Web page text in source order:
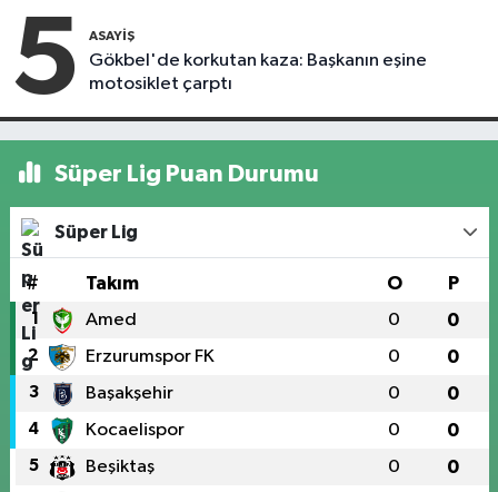
5 ASAYIŞ
Gökbel'de korkutan kaza: Başkanın eşine
motosiklet çarptı
Süper Lig Puan Durumu
Süper Lig
# Takım O P
1 Amed 0 0
2 Erzurumspor FK 0 0
3 Başakşehir 0 0
4 Kocaelispor 0 0
5 Beşiktaş 0 0